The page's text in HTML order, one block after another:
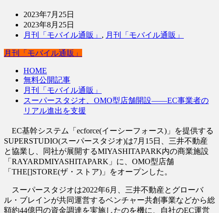
2023年7月25日
2023年8月25日
月刊「モバイル通販」 , 月刊「モバイル通販」
月刊「モバイル通販」
HOME
無料公開記事
月刊「モバイル通販」
スーパースタジオ、OMO型店舗開設――EC事業者の
リアル進出を支援
EC基幹システム「ecforce(イーシーフォース)」を提供する
SUPERSTUDIO(スーパースタジオ)は7月15日、三井不動産
と協業し、同社が展開するMIYASHITAPARK内の商業施設
「RAYARDMIYASHITAPARK」に、OMO型店舗
「THE[]STORE(ザ・ストア)」をオープンした。
スーパースタジオは2022年6月、三井不動産とグローバ
ル・ブレインが共同運営するベンチャー共創事業などから総
額約44億円の資金調達を実施したのを機に、自社のEC運営